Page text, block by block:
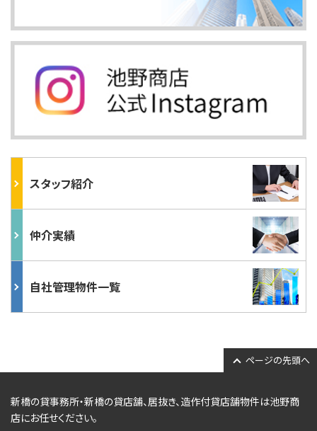
スタッフ紹介
仲介実績
自社管理物件一覧
ページの先頭へ
新橋の貸事務所・新橋の貸店舗、居抜き、造作付貸店舗物件は池野商
店にお任せください。